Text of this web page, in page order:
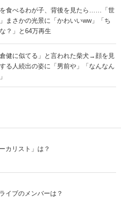
食べるわが子、背後を見たら……「世
まさかの光景に「かわいいww」「ち
？」と64万再生
健に似てる」と言われた柴犬→顔を見
人続出の姿に「男前や」「なんなん
カリスト」は？
イブのメンバーは？